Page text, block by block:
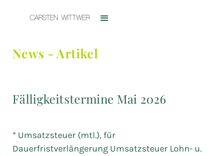
News - Artikel
Fälligkeitstermine Mai 2026
* Umsatzsteuer (mtl.), für
Dauerfristverlängerung Umsatzsteuer Lohn- u.